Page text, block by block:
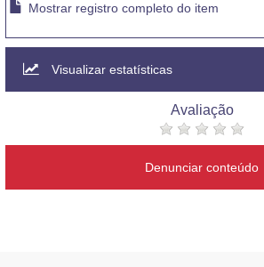
Mostrar registro completo do item
Visualizar estatísticas
Avaliação
Denunciar conteúdo